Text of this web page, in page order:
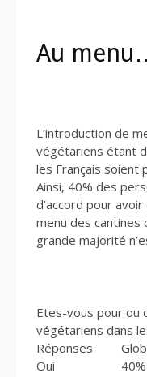
Au
L’introduction de
végétariens étant
les Français soient
Ainsi, 40% des
d’accord pour
menu des cantines
grande majorité
Etes-vous pour ou
végétariens dans
Réponses
Oui
40%